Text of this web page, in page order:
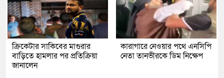
ক্রিকেটার সাকিবের মাগুরার
বাড়িতে হামলার পর প্রতিক্রিয়া
জানালেন
কারাগারে নেওয়ার পথে এনসিপি
নেতা তানভীরকে ডিম নিক্ষেপ